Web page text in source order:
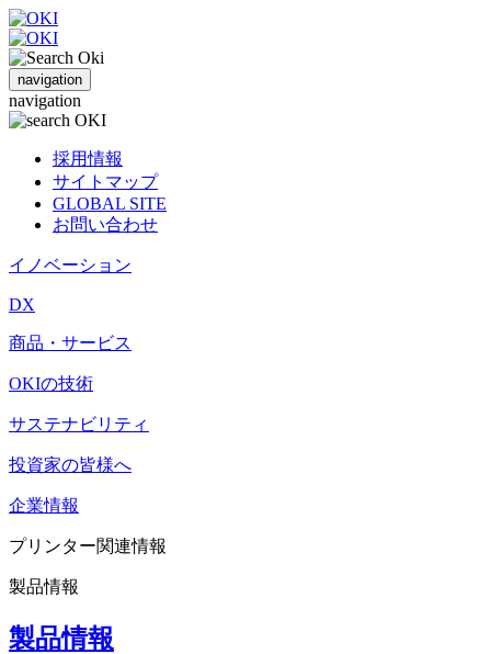
navigation
navigation
採用情報
サイトマップ
GLOBAL SITE
お問い合わせ
イノベーション
DX
商品・サービス
OKIの技術
サステナビリティ
投資家の皆様へ
企業情報
プリンター関連情報
製品情報
製品情報